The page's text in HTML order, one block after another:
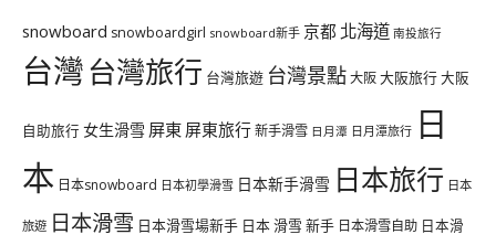
snowboard snowboardgirl snowboard新手 京都 北海道 南投旅行
台灣台灣旅行 台灣旅遊 台灣景點大阪大阪旅行大阪
自助旅行 女生滑雪 屏東 屏東旅行新手滑雪 日月潭 日月潭旅行 日
本 日本snowboard 日本初學滑雪 日本新手滑雪 日本旅行 日本
旅遊 日本滑雪 日本滑雪場新手 日本 滑雪 新手 日本滑雪自助 日本滑